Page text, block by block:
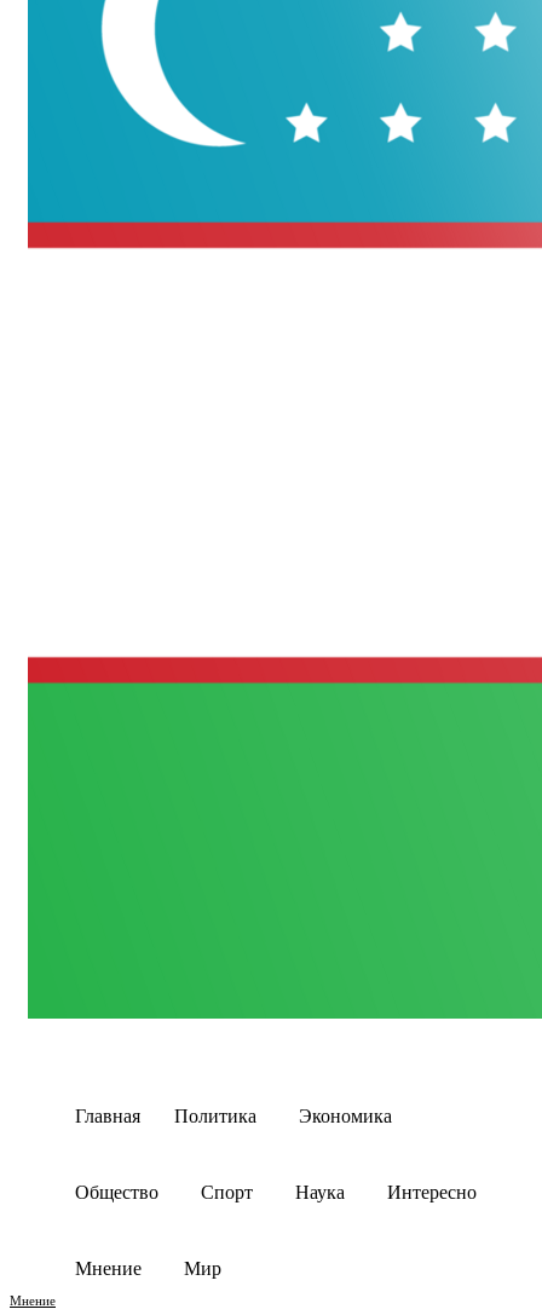
Главная Политика Экономика
Общество Спорт Наука Интересно
Мнение Мир
Мнение